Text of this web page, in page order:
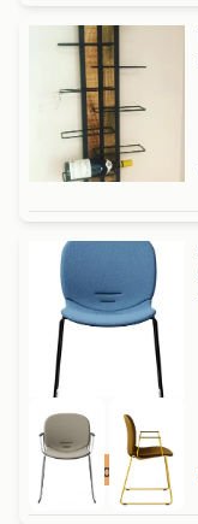
Best beoordeeld